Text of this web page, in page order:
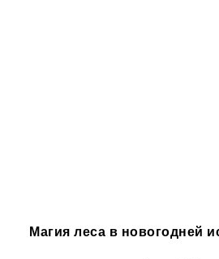
Магия леса в новогодней